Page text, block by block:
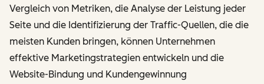
Vergleich von Metriken, die Analyse der Leistung jeder
Seite und die Identifizierung der Traffic-Quellen, die die
meisten Kunden bringen, können Unternehmen
effektive Marketingstrategien entwickeln und die
Website-Bindung und Kundengewinnung